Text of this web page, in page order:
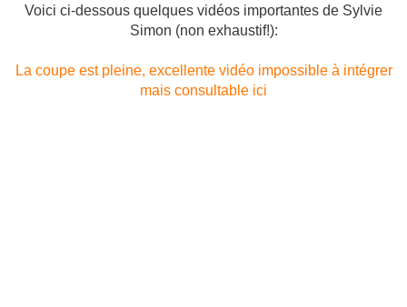
Voici ci-dessous quelques vidéos importantes de Sylvie
Simon (non exhaustif!):
La coupe est pleine, excellente vidéo impossible à intégrer
mais consultable ici